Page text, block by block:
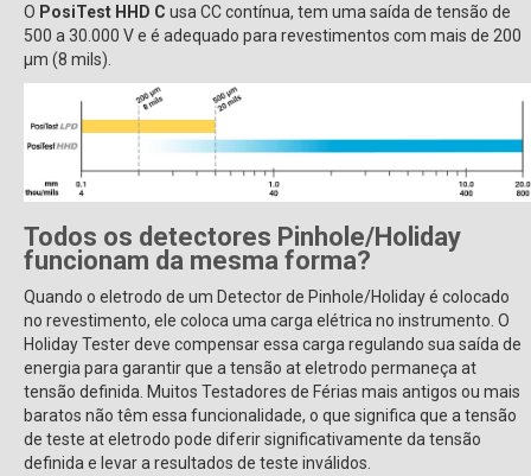
O PosiTest HHD C usa CC contínua, tem uma saída de tensão de
500 a 30.000 V e é adequado para revestimentos com mais de 200
µm (8 mils).
Todos os detectores Pinhole/Holiday
funcionam da mesma forma?
Quando o eletrodo de um Detector de Pinhole/Holiday é colocado
no revestimento, ele coloca uma carga elétrica no instrumento. O
Holiday Tester deve compensar essa carga regulando sua saída de
energia para garantir que a tensão at eletrodo permaneça at
tensão definida. Muitos Testadores de Férias mais antigos ou mais
baratos não têm essa funcionalidade, o que significa que a tensão
de teste at eletrodo pode diferir significativamente da tensão
definida e levar a resultados de teste inválidos.